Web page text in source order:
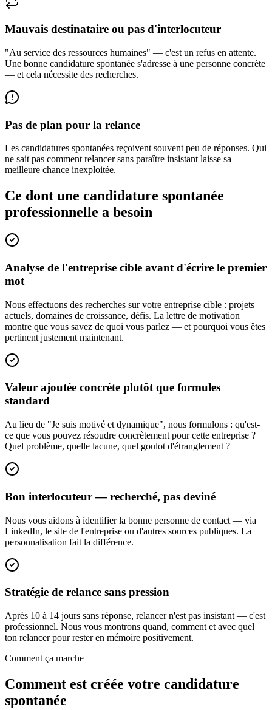
Mauvais destinataire ou pas d'interlocuteur
"Au service des ressources humaines" — c'est un refus en attente.
Une bonne candidature spontanée s'adresse à une personne concrète
— et cela nécessite des recherches.
Pas de plan pour la relance
Les candidatures spontanées reçoivent souvent peu de réponses. Qui
ne sait pas comment relancer sans paraître insistant laisse sa
meilleure chance inexploitée.
Ce dont une candidature spontanée
professionnelle a besoin
Analyse de l'entreprise cible avant d'écrire le premier
mot
Nous effectuons des recherches sur votre entreprise cible : projets
actuels, domaines de croissance, défis. La lettre de motivation
montre que vous savez de quoi vous parlez — et pourquoi vous êtes
pertinent justement maintenant.
Valeur ajoutée concrète plutôt que formules
standard
Au lieu de "Je suis motivé et dynamique", nous formulons : qu'est-
ce que vous pouvez résoudre concrètement pour cette entreprise ?
Quel problème, quelle lacune, quel goulot d'étranglement ?
Bon interlocuteur — recherché, pas deviné
Nous vous aidons à identifier la bonne personne de contact — via
LinkedIn, le site de l'entreprise ou d'autres sources publiques. La
personnalisation fait la différence.
Stratégie de relance sans pression
Après 10 à 14 jours sans réponse, relancer n'est pas insistant — c'est
professionnel. Nous vous montrons quand, comment et avec quel
ton relancer pour rester en mémoire positivement.
Comment ça marche
Comment est créée votre candidature
spontanée